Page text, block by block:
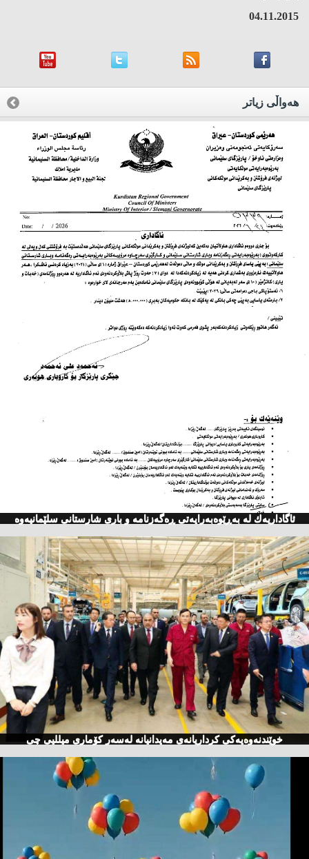
04.11.2015
هه‌واڵی زیاتر
ئاگاداریه‌ك له‌ به‌ڕێوه‌به‌رایه‌تی ڕه‌گه‌زنامه‌ و باری شارستانی سلێمانیه‌وه‌
خوێندنەوەیەكی كرداریانەی مەیدانیانە لەسەر كۆماری میللیی چی